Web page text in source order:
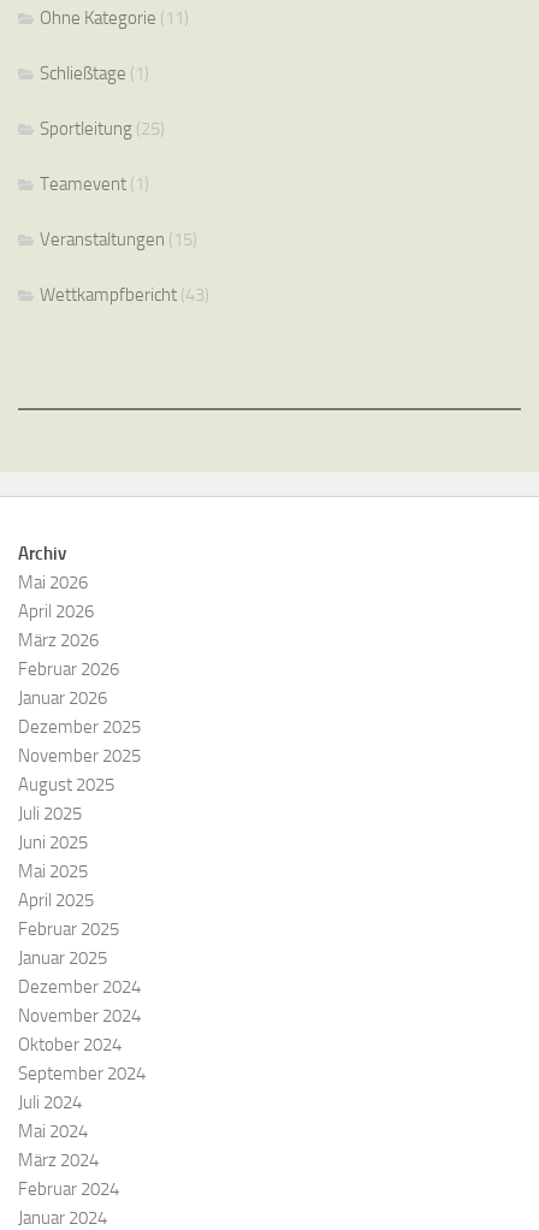
Ohne Kategorie (11)
Schließtage (1)
Sportleitung (25)
Teamevent (1)
Veranstaltungen (15)
Wettkampfbericht (43)
Archiv
Mai 2026
April 2026
März 2026
Februar 2026
Januar 2026
Dezember 2025
November 2025
August 2025
Juli 2025
Juni 2025
Mai 2025
April 2025
Februar 2025
Januar 2025
Dezember 2024
November 2024
Oktober 2024
September 2024
Juli 2024
Mai 2024
März 2024
Februar 2024
Januar 2024